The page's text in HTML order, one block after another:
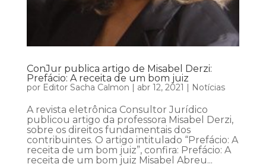
ConJur publica artigo de Misabel Derzi:
Prefácio: A receita de um bom juiz
por Editor Sacha Calmon | abr 12, 2021 | Notícias
A revista eletrônica Consultor Jurídico
publicou artigo da professora Misabel Derzi,
sobre os direitos fundamentais dos
contribuintes. O artigo intitulado “Prefácio: A
receita de um bom juiz”, confira: Prefácio: A
receita de um bom juiz Misabel Abreu...